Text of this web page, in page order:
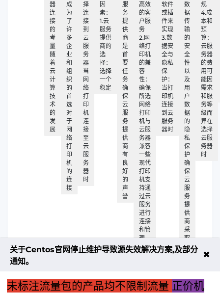
器
连
接
的
考
量
随
着
云
计
算
技
术
的
发
展
成
为
了
许
多
企
业
和
组
织
的
首
选
对
于
网
络
打
印
机
的
连
接
择
连
接
到
云
服
务
器
当
网
络
打
印
机
连
接
至
云
服
务
器
时
因
素：
1.云
服务
提供
商的
选
择：
选择
一个
稳定
服
务
提
供
商
是
首
要
任
务
确
保
云
服
务
提
供
商
有
良
好
的
声
誉
高效
的客
户服
务
2.网
络打
印机
的兼
容
性：
确保
所选
网络
打印
机与
云服
务器
兼容
一些
现代
打印
机支
持通
过云
服务
进行
连接
和管
理
软件
或插
件来
实现
3.数
据安
全与
隐私
保
护：
当打
印机
连接
到云
服务
器时
数
据
传
输
的
安
全
性
以
及
用
户
数
据
的
隐
私
保
护
确
保
云
服
务
提
供
商
采
取
了
适
安
全
规
4.成
本和
预
算：
云服
务器
的费
用可
能因
需求
和服
务等
级而
异在
选择
云服
务器
时
关于Centos官网停止维护导致源失效解决方案,及部分
通知。
✖
未标注流量包的产品均不限制流量 正价机